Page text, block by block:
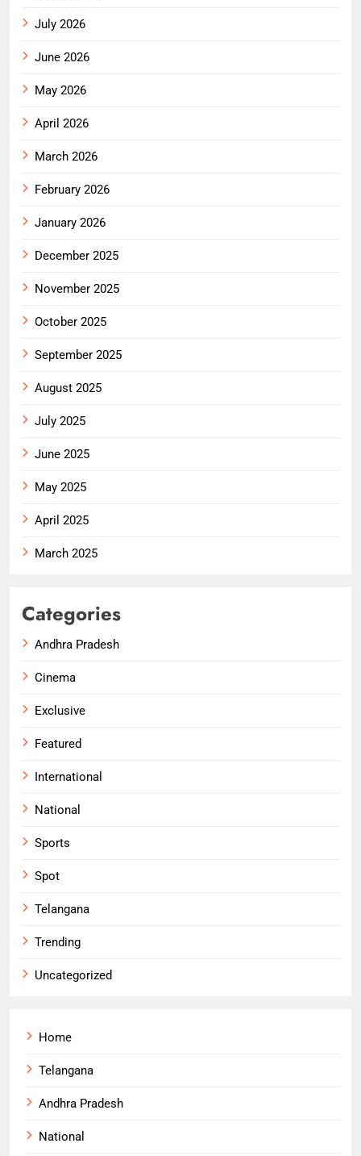
July 2026
June 2026
May 2026
April 2026
March 2026
February 2026
January 2026
December 2025
November 2025
October 2025
September 2025
August 2025
July 2025
June 2025
May 2025
April 2025
March 2025
Categories
Andhra Pradesh
Cinema
Exclusive
Featured
International
National
Sports
Spot
Telangana
Trending
Uncategorized
Home
Telangana
Andhra Pradesh
National